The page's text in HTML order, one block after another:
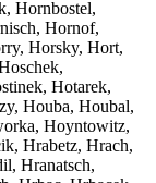
Hornbostel,
Hornof,
Horsky, Hort,
Hotarek,
Houba, Houbal,
Hoyntowitz,
Hrabetz, Hrach,
Hranatsch,